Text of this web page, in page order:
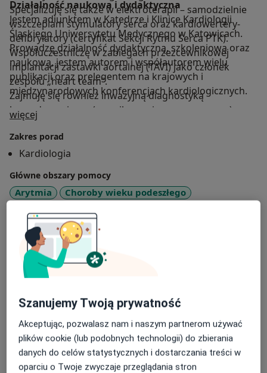
Specjalizuję się także w elektroterapii – samodzielnie
wszczepiam stymulatory serca oraz kardiowertery-
defibrylatory (certyfikat Sekcji Rytmu Serca PTK).
Współuczestniczę w zabiegach przezcewnikowej
implantacji zastawki aortalnej (TAVI) jako członek
zespołu „heart team”.
Zajmuję się również inwazyjną diagnostyką
hemodynamiczną (cewnikowanie prawego serca),
leczeniem nadciśnienia opornego na leczenie
farmakologiczne (renal denervation) oraz biorę udział
w badaniach klinicznych dotyczących niewydolności
Działalność naukowa i dydaktyczna
Jestem adiunktem w Katedrze i Klinice Kardiologii
Śląskiego Uniwersytetu Medycznego w Katowicach.
Prowadzę działalność dydaktyczną, szkoleniową oraz
naukową, jestem autorem i współautorem wielu
publikacji oraz prelegentem na krajowych i
międzynarodowych konferencjach kardiologicznych.
więcej
Zakres porad
Kardiologia
Główne obszary pomocy
Arytmia
Choroby wieku podeszłego
Niewydolność serca
Pacjenci których przyjmuję
Dorośli (Tylko pod niektórymi adresami)
Rodzaje konsultacji
Stacjonarne Zobacz lokalizacje (1)
W pigułce
March 26, 2025
Szanujemy Twoją prywatność
Akceptując, pozwalasz nam i naszym partnerom używać
plików cookie (lub podobnych technologii) do zbierania
danych do celów statystycznych i dostarczania treści w
oparciu o Twoje zwyczaje przeglądania stron